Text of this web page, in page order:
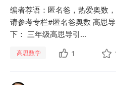
编者荐语：匿名爸，热爱奥数
请参考专栏#匿名爸奥数 高思
下： 三年级高思导引...
高思数学 1